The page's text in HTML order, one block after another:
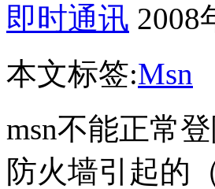
即时通讯 2008
本文标签:Msn
msn不能正常
防火墙引起的